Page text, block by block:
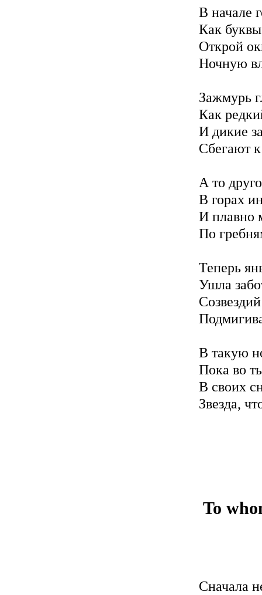
В начале
Как
Открой
Ночную
Зажмурь
Как
И дикие
Сбегают
А то
В горах
И плавно
По
Теперь
Ушла
В такую
Пока во
В своих
Звезда,
To
Сначала